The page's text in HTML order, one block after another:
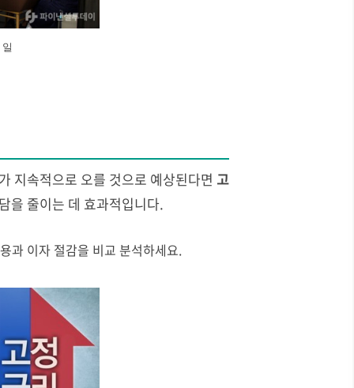
지속적으로 오를 것으로 예상된다면 고
을 줄이는 데 효과적입니다.
과 이자 절감을 비교 분석하세요.